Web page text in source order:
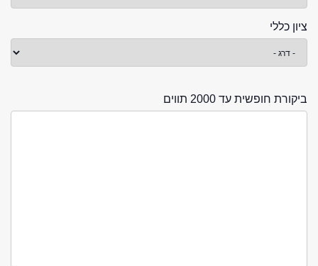
ציון כללי
ביקורת חופשית עד 2000 תווים